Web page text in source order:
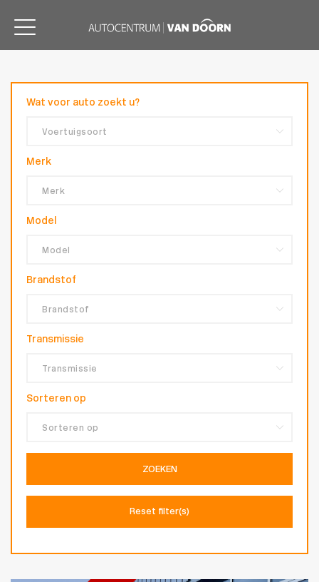
Wat voor auto zoekt u?
Merk
Model
Brandstof
Transmissie
Sorteren op
ZOEKEN
Reset filter(s)